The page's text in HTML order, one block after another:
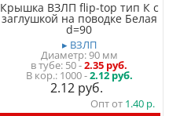
Крышка ВЗЛП flip-top тип К с
заглушкой на поводке Белая
d=90
▸ ВЗЛП
Диаметр: 90 мм
в тубе 50-2.35 руб.
1000 -2.12 руб.
2.12
Опт от 1.40